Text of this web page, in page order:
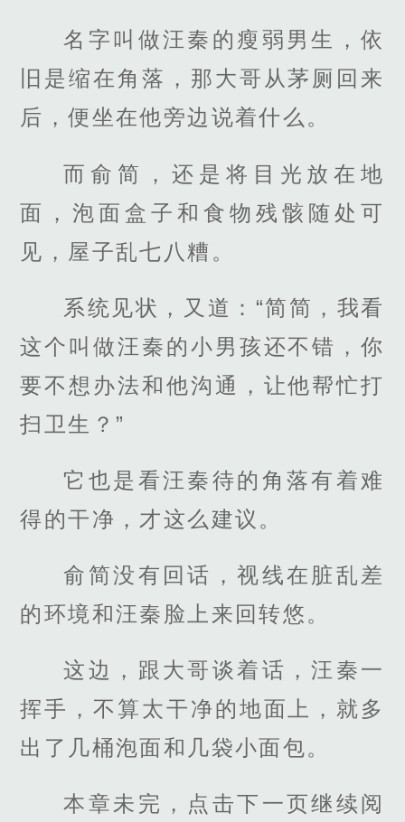
名字叫做汪秦的瘦弱男生，依
旧是缩在角落，那大哥从茅厕回来
后，便坐在他旁边说着什么。
而俞简，还是将目光放在地
面，泡面盒子和食物残骸随处可
见，屋子乱七八糟。
系统见状，又道：“简简，我看
这个叫做汪秦的小男孩还不错，你
要不想办法和他沟通，让他帮忙打
扫卫生？”
它也是看汪秦待的角落有着难
得的干净，才这么建议。
俞简没有回话，视线在脏乱差
的环境和汪秦脸上来回转悠。
这边，跟大哥谈着话，汪秦一
挥手，不算太干净的地面上，就多
出了几桶泡面和几袋小面包。
本章未完，点击下一页继续阅